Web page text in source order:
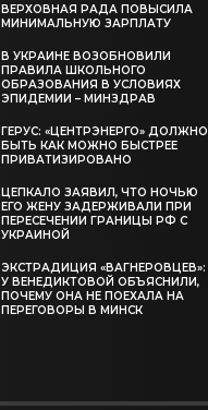
ВЕРХОВНАЯ РАДА ПОВЫСИЛА
МИНИМАЛЬНУЮ ЗАРПЛАТУ
В УКРАИНЕ ВОЗОБНОВИЛИ
ПРАВИЛА ШКОЛЬНОГО
ОБРАЗОВАНИЯ В УСЛОВИЯХ
ЭПИДЕМИИ – МИНЗДРАВ
ГЕРУС: «ЦЕНТРЭНЕРГО» ДОЛЖНО
БЫТЬ КАК МОЖНО БЫСТРЕЕ
ПРИВАТИЗИРОВАНО
ЦЕПКАЛО ЗАЯВИЛ, ЧТО НОЧЬЮ
ЕГО ЖЕНУ ЗАДЕРЖИВАЛИ ПРИ
ПЕРЕСЕЧЕНИИ ГРАНИЦЫ РФ С
УКРАИНОЙ
ЭКСТРАДИЦИЯ «ВАГНЕРОВЦЕВ»:
У ВЕНЕДИКТОВОЙ ОБЪЯСНИЛИ,
ПОЧЕМУ ОНА НЕ ПОЕХАЛА НА
ПЕРЕГОВОРЫ В МИНСК